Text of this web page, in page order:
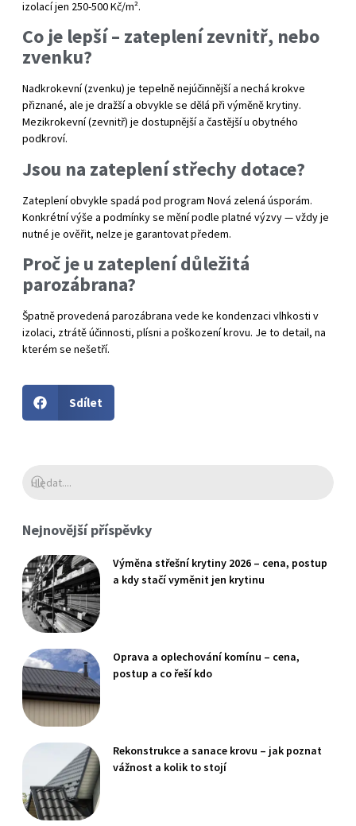
izolací jen 250-500 Kč/m².
Co je lepší – zateplení zevnitř, nebo
zvenku?
Nadkrokevní (zvenku) je tepelně nejúčinnější a nechá krokve
přiznané, ale je dražší a obvykle se dělá při výměně krytiny.
Mezikrokevní (zevnitř) je dostupnější a častější u obytného
podkroví.
Jsou na zateplení střechy dotace?
Zateplení obvykle spadá pod program Nová zelená úsporám.
Konkrétní výše a podmínky se mění podle platné výzvy — vždy je
nutné je ověřit, nelze je garantovat předem.
Proč je u zateplení důležitá
parozábrana?
Špatně provedená parozábrana vede ke kondenzaci vlhkosti v
izolaci, ztrátě účinnosti, plísni a poškození krovu. Je to detail, na
kterém se nešetří.
Sdílet
Nejnovější příspěvky
Výměna střešní krytiny 2026 – cena, postup
a kdy stačí vyměnit jen krytinu
Oprava a oplechování komínu – cena,
postup a co řeší kdo
Rekonstrukce a sanace krovu – jak poznat
vážnost a kolik to stojí